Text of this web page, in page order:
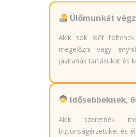
Ülőmunkát
Akik sok időt
megelőzni vagy
javítanák tartásukat és
Idősebbeknek,
Akik szeretnék
biztonságérzetüket és